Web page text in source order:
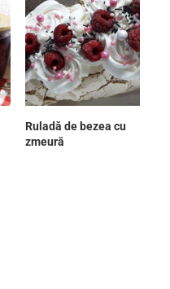
Ruladă de bezea cu
zmeură